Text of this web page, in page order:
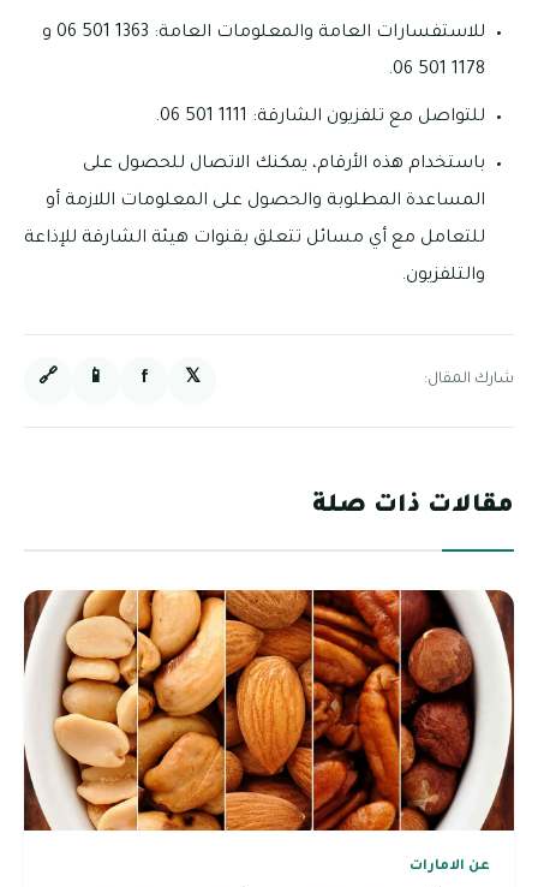
للاستفسارات العامة والمعلومات العامة: 1363 501 06 و
1178 501 06.
للتواصل مع تلفزيون الشارقة: 1111 501 06.
باستخدام هذه الأرقام، يمكنك الاتصال للحصول على
المساعدة المطلوبة والحصول على المعلومات اللازمة أو
للتعامل مع أي مسائل تتعلق بقنوات هيئة الشارقة للإذاعة
والتلفزيون.
شارك المقال: 𝕏
f
📱
🔗
مقالات ذات صلة
عن الامارات